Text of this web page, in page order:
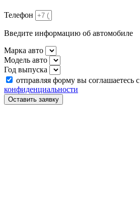
Телефон
Введите информацию об автомобиле
Марка авто
Модель авто
Год выпуска
отправляя форму вы соглашаетесь с
конфиденциальности
Оставить заявку